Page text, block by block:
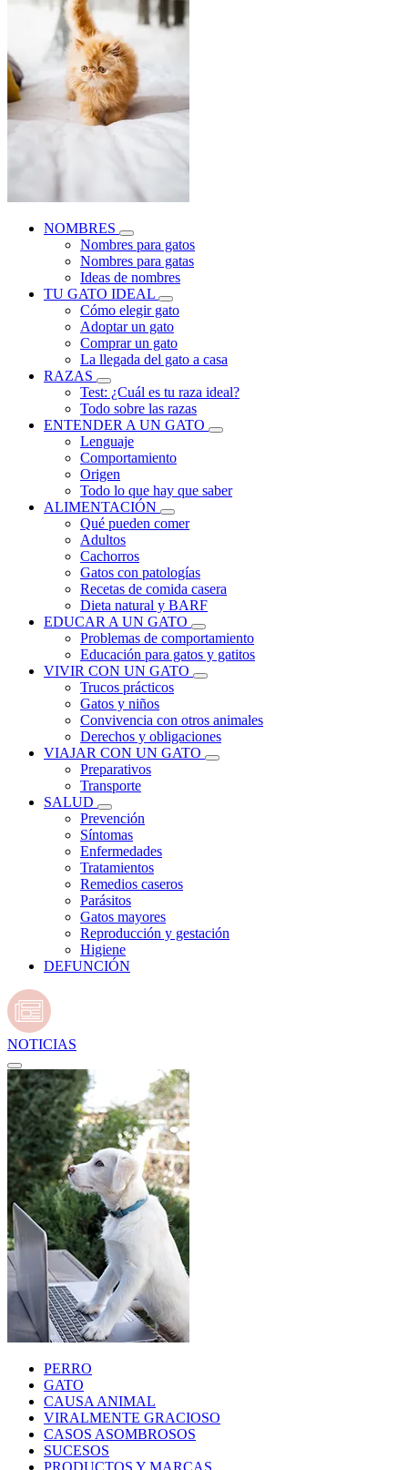
NOMBRES
Nombres para gatos
Nombres para gatas
Ideas de nombres
TU GATO IDEAL
Cómo elegir gato
Adoptar un gato
Comprar un gato
La llegada del gato a casa
RAZAS
Test: ¿Cuál es tu raza ideal?
Todo sobre las razas
ENTENDER A UN GATO
Lenguaje
Comportamiento
Origen
Todo lo que hay que saber
ALIMENTACIÓN
Qué pueden comer
Adultos
Cachorros
Gatos con patologías
Recetas de comida casera
Dieta natural y BARF
EDUCAR A UN GATO
Problemas de comportamiento
Educación para gatos y gatitos
VIVIR CON UN GATO
Trucos prácticos
Gatos y niños
Convivencia con otros animales
Derechos y obligaciones
VIAJAR CON UN GATO
Preparativos
Transporte
SALUD
Prevención
Síntomas
Enfermedades
Tratamientos
Remedios caseros
Parásitos
Gatos mayores
Reproducción y gestación
Higiene
DEFUNCIÓN
NOTICIAS
PERRO
GATO
CAUSA ANIMAL
VIRALMENTE GRACIOSO
CASOS ASOMBROSOS
SUCESOS
PRODUCTOS Y MARCAS